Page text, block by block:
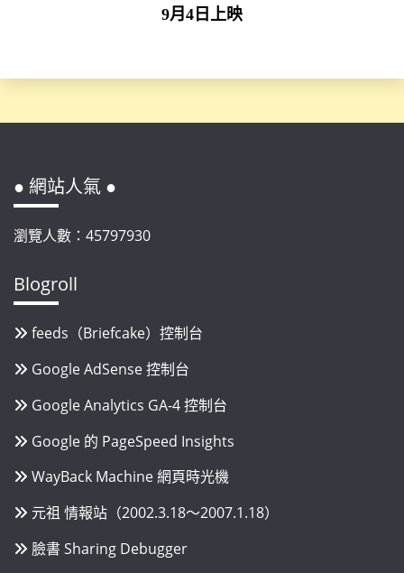
9月4日上映
● 網站人氣 ●
瀏覽人數：45797930
Blogroll
feeds（Briefcake）控制台
Google AdSense 控制台
Google Analytics GA-4 控制台
Google 的 PageSpeed Insights
WayBack Machine 網頁時光機
元祖 情報站（2002.3.18～2007.1.18）
臉書 Sharing Debugger